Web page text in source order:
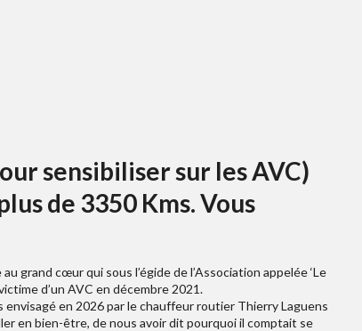
sensibiliser sur les AVC)
de 3350 Kms. Vous
grand cœur qui sous l’égide de l’Association appelée ‘Le
d’un AVC en décembre 2021.
en 2026 par le chauffeur routier Thierry Laguens
en bien-être, de nous avoir dit pourquoi il comptait se